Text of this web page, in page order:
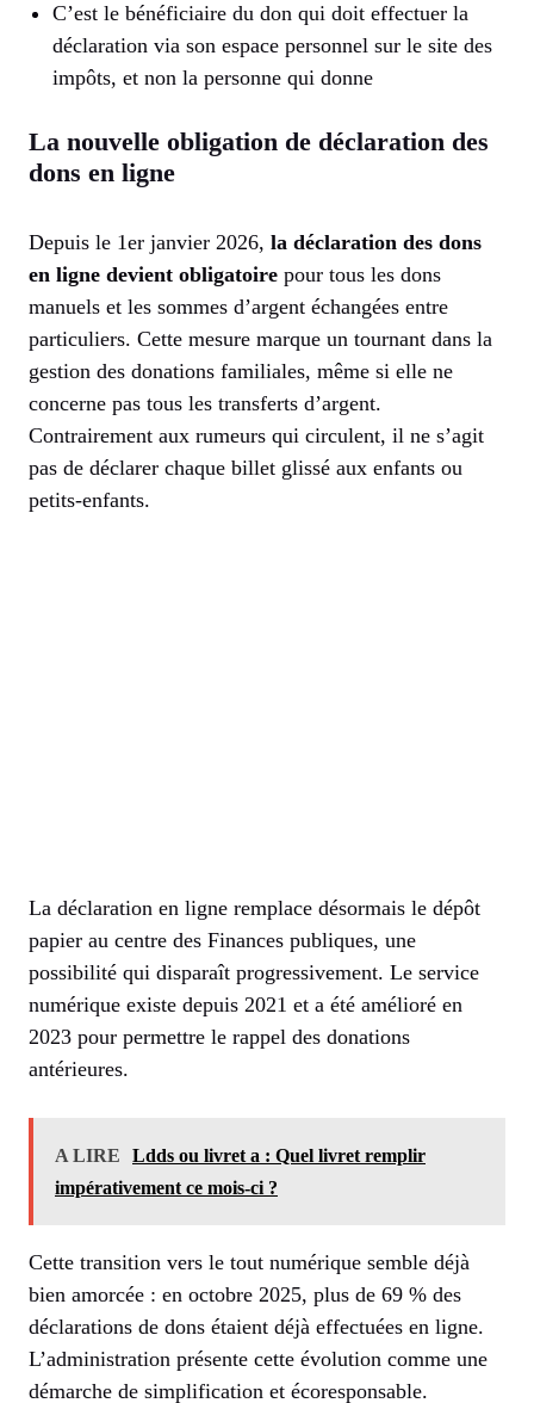
C’est le bénéficiaire du don qui doit effectuer la
déclaration via son espace personnel sur le site des
impôts, et non la personne qui donne
La nouvelle obligation de déclaration des
dons en ligne
Depuis le 1er janvier 2026, la déclaration des dons
en ligne devient obligatoire pour tous les dons
manuels et les sommes d’argent échangées entre
particuliers. Cette mesure marque un tournant dans la
gestion des donations familiales, même si elle ne
concerne pas tous les transferts d’argent.
Contrairement aux rumeurs qui circulent, il ne s’agit
pas de déclarer chaque billet glissé aux enfants ou
petits-enfants.
La déclaration en ligne remplace désormais le dépôt
papier au centre des Finances publiques, une
possibilité qui disparaît progressivement. Le service
numérique existe depuis 2021 et a été amélioré en
2023 pour permettre le rappel des donations
antérieures.
A LIRE
Ldds ou livret a : Quel livret remplir
impérativement ce mois-ci ?
Cette transition vers le tout numérique semble déjà
bien amorcée : en octobre 2025, plus de 69 % des
déclarations de dons étaient déjà effectuées en ligne.
L’administration présente cette évolution comme une
démarche de simplification et écoresponsable.